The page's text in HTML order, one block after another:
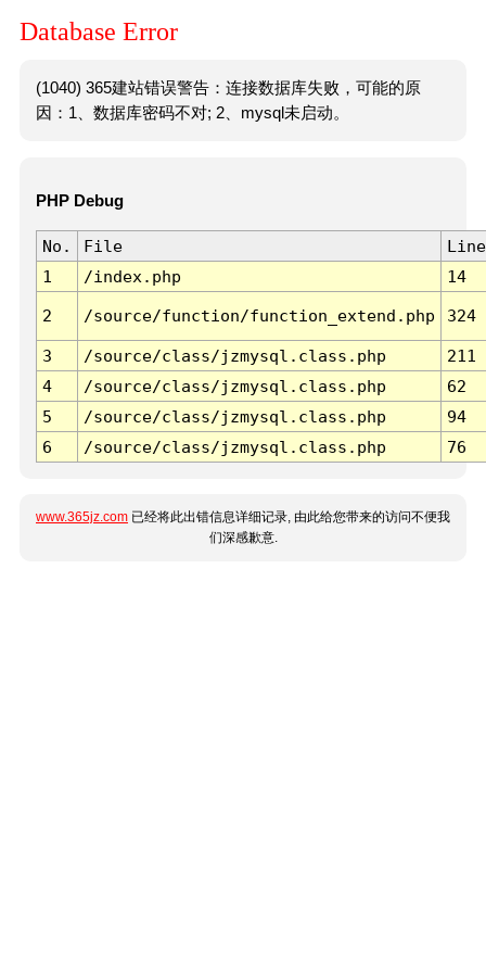
Database Error
(1040) 365建站错误警告：连接数据库失败，可能的原
因：1、数据库密码不对; 2、mysql未启动。
PHP Debug
No. File
Line
1
/index.php 14
2 /source/function/function_extend.php 324
3 /source/class/jzmysql.class.php
211
4
/source/class/jzmysql.class.php
62
5
/source/class/jzmysql.class.php
94
6
/source/class/jzmysql.class.php 76
www.365jz.com 已经将此出错信息详细记录, 由此给您带来的访问不便我
们深感歉意.